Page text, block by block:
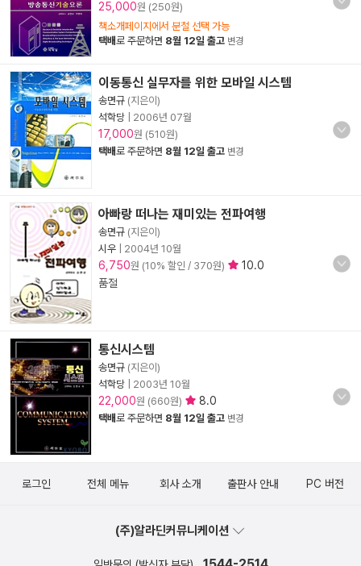
25,000원 (250원)
책소개페이지에서 분철 선택 가능
택배로 주문하면 8월 12일 출고 변경
이동통신 실무자를 위한 모바일 시스템
송면규 (지은이)
석학당
2006년 07월
17,000원 (510원)
택배로 주문하면 8월 12일 출고 변경
아빠랑 떠나는 재미있는 전파여행
송면규 (지은이)
시우
2004년 10월
6,750원 (10% 할인 / 370원)
10.0
품절
통신시스템
송면규 (지은이)
석학당
2003년 10월
22,000원 (660원) 8.0
택배로 주문하면 8월 12일 출고 변경
로그인 전체 메뉴 회사 소개 출판사 안내 PC 버전
(주)알라딘커뮤니케이션